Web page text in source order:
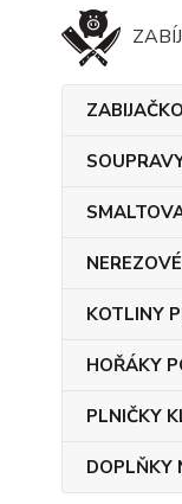
KOTLINY
HOŘÁKY
PLNIČKY
DOPLŇKY